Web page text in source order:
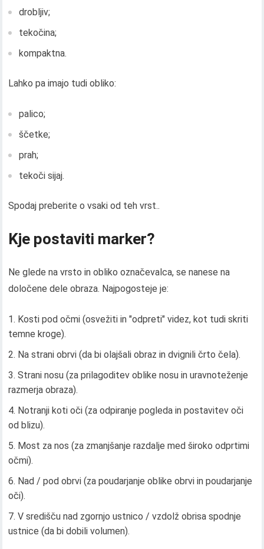
drobljiv;
tekočina;
kompaktna.
Lahko pa imajo tudi obliko:
palico;
ščetke;
prah;
tekoči sijaj.
Spodaj preberite o vsaki od teh vrst..
Kje postaviti marker?
Ne glede na vrsto in obliko označevalca, se nanese na
določene dele obraza. Najpogosteje je:
Kosti pod očmi (osvežiti in "odpreti" videz, kot tudi skriti
temne kroge).
Na strani obrvi (da bi olajšali obraz in dvignili črto čela).
Strani nosu (za prilagoditev oblike nosu in uravnoteženje
razmerja obraza).
Notranji koti oči (za odpiranje pogleda in postavitev oči
od blizu).
Most za nos (za zmanjšanje razdalje med široko odprtimi
očmi).
Nad / pod obrvi (za poudarjanje oblike obrvi in ​​poudarjanje
oči).
V središču nad zgornjo ustnico / vzdolž obrisa spodnje
ustnice (da bi dobili volumen).